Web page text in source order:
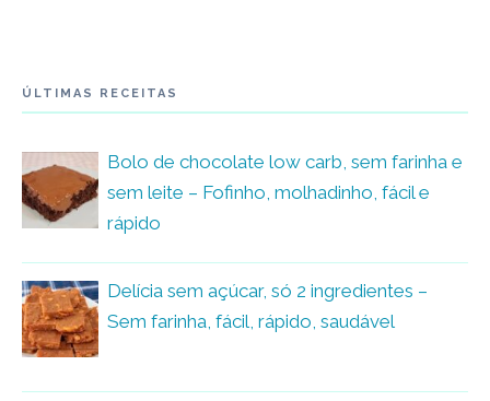
ÚLTIMAS RECEITAS
Bolo de chocolate low carb, sem farinha e
sem leite – Fofinho, molhadinho, fácil e
rápido
Delícia sem açúcar, só 2 ingredientes –
Sem farinha, fácil, rápido, saudável